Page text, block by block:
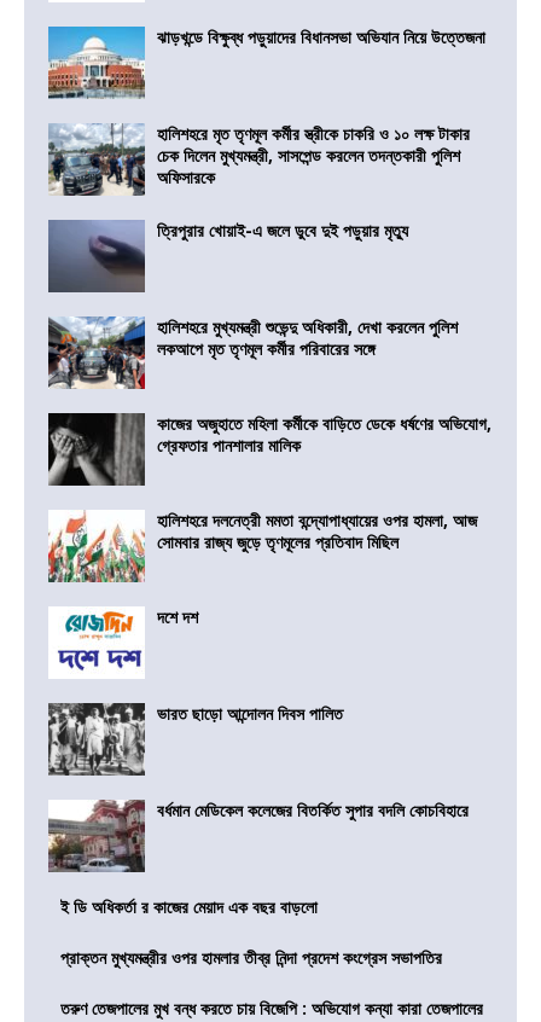
ঝাড়খন্ডে বিক্ষুব্ধ পড়ুয়াদের বিধানসভা অভিযান নিয়ে উত্তেজনা
হালিশহরে মৃত তৃণমূল কর্মীর স্ত্রীকে চাকরি ও ১০ লক্ষ টাকার
চেক দিলেন মুখ্যমন্ত্রী, সাসপেন্ড করলেন তদন্তকারী পুলিশ
অফিসারকে
ত্রিপুরার খোয়াই-এ জলে ডুবে দুই পড়ুয়ার মৃত্যু
হালিশহরে মুখ্যমন্ত্রী শুভেন্দু অধিকারী, দেখা করলেন পুলিশ
লকআপে মৃত তৃণমূল কর্মীর পরিবারের সঙ্গে
কাজের অজুহাতে মহিলা কর্মীকে বাড়িতে ডেকে ধর্ষণের অভিযোগ,
গ্রেফতার পানশালার মালিক
হালিশহরে দলনেত্রী মমতা বন্দ্যোপাধ্যায়ের ওপর হামলা, আজ
সোমবার রাজ্য জুড়ে তৃণমূলের প্রতিবাদ মিছিল
দশে দশ
ভারত ছাড়ো আন্দোলন দিবস পালিত
বর্ধমান মেডিকেল কলেজের বিতর্কিত সুপার বদলি কোচবিহারে
ই ডি অধিকর্তা র কাজের মেয়াদ এক বছর বাড়লো
প্রাক্তন মুখ্যমন্ত্রীর ওপর হামলার তীব্র নিন্দা প্রদেশ কংগ্রেস সভাপতির
তরুণ তেজপালের মুখ বন্ধ করতে চায় বিজেপি : অভিযোগ কন্যা কারা তেজপালের